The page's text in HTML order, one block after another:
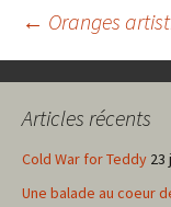
des
← Oranges
Articles récents
Cold War for Teddy 23
Une balade au coeur